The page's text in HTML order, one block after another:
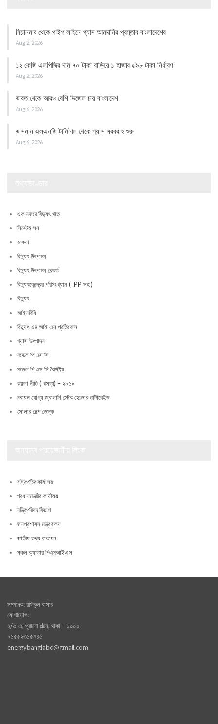
মিয়ানমার থেকে পাইপ লাইনে গ্যাস আমদানির প্রস্তাব বাংলাদেশের
Aug 2, 2026
১২ কেজি এলপিজির দাম ৭০ টাকা বাড়িয়ে ১ হাজার ৫৯৮ টাকা নির্ধারণ
Aug 2, 2026
ভারত থেকে আরও বেশি ডিজেল চায় বাংলাদেশ
Aug 6, 2026
ভাসমান এলএনজি টার্মিনাল থেকে গ্যাস সরবরাহ শুরু
Aug 6, 2026
এক নজরে বিদ্যুৎ খাত
সিস্টেম লস
বকেয়া
বিদ্যুৎ উৎপাদন
বিদ্যুৎ উৎপাদন রেকর্ড
বিদ্যুৎকেন্দ্রের পরিসংখ্যান ( IPP সহ )
বিদ্যুৎ
আইনবিধি
বিদ্যুৎ এম আই এস প্রতিবেদন
গ্যাস উৎপাদন
মডেল পি এস সি
মডেল পি এস সি বৈশিষ্ট্য
কয়লা নীতি ( খসড়া) – ২০১০
নবায়ন যোগ্য জ্বালানি স্টেক হোল্ডার ডাটাবেইজ
সোলার হেল্প ডেস্ক
রাষ্ট্রপতির কার্যালয়
প্রধানমন্ত্রীর কার্যালয়
মন্ত্রিপরিষদ বিভাগ
জনপ্রশাসন মন্ত্রণালয়
জাতীয় তথ্য বাতায়ন
সকল ক্যাডার পিএমআইএস
সম্পাদক: রফিকুল বাসার
যোগাযোগ:
২/৩-এ, পূরানো পল্টন, থাকা – ১০০০
০১৫৫২৩১৫৭৪৫
energybanglabd@gmail.com